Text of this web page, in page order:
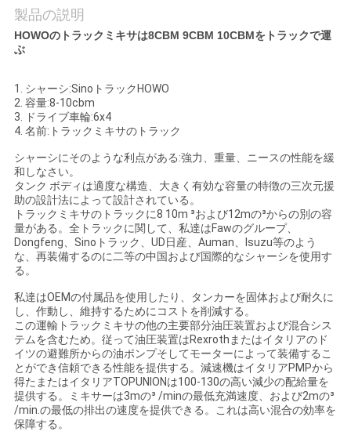
し
な
さ
い
ニ
ュ
ー
ス
引
用
を
要
製品の説明
HOWOのトラックミキサは8CBM 9CBM 10CBMをトラックで運
ぶ
1. シャーシ:SinoトラックHOWO
2. 容量:8-10cbm
3. ドライブ車輪:6x4
4. 名前:トラックミキサのトラック
シャーシにそのような利点がある:強力、重量、ニースの性能を緩
和しなさい。
タンク ボディは適度な構造、大きく有効な容量の特徴の三次元援
助の設計法によって設計されている。
トラックミキサのトラックに8 10m ³および12mの³からの別の容
量がある。全トラックに関して、私達はFawのグループ、
Dongfeng、Sinoトラック、UD日産、Auman、Isuzu等のよう
な、再装備するのに二等の中国および国際的なシャーシを使用す
る。
私達はOEMの付属品を使用したり、タンカーを固体および耐久に
し、作動し、維持するためにコストを削減する。
この運輸トラックミキサの他の主要部分油圧装置および混合シス
テムを含むため。従って油圧装置はRexrothまたはイタリアのド
イツの避難所からの油ポンプそしてモーターによって装備するこ
とができ信頼できる性能を提供する。減速機はイタリアPMPから
得たまたはイタリアTOPUNIONは100-130の高い減少の配給量を
提供する。ミキサーは3mの³ /minの最低充満速度、および2mの³
/min.の最低の排出の速度を提供できる。これは高い混合の効率を
保障する。